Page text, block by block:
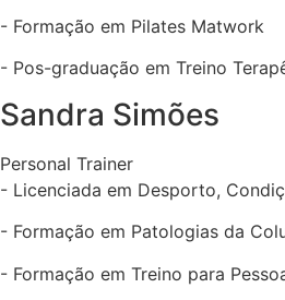
- Formação em Pilates Matwork
- Pos-graduação em Treino
Sandra Simões
Personal Trainer
- Licenciada em Desporto,
- Formação em Patologias da
- Formação em Treino para